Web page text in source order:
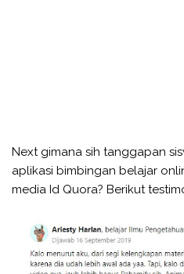
Next gimana sih tanggapan
aplikasi bimbingan belajar
media Id Quora? Berikut